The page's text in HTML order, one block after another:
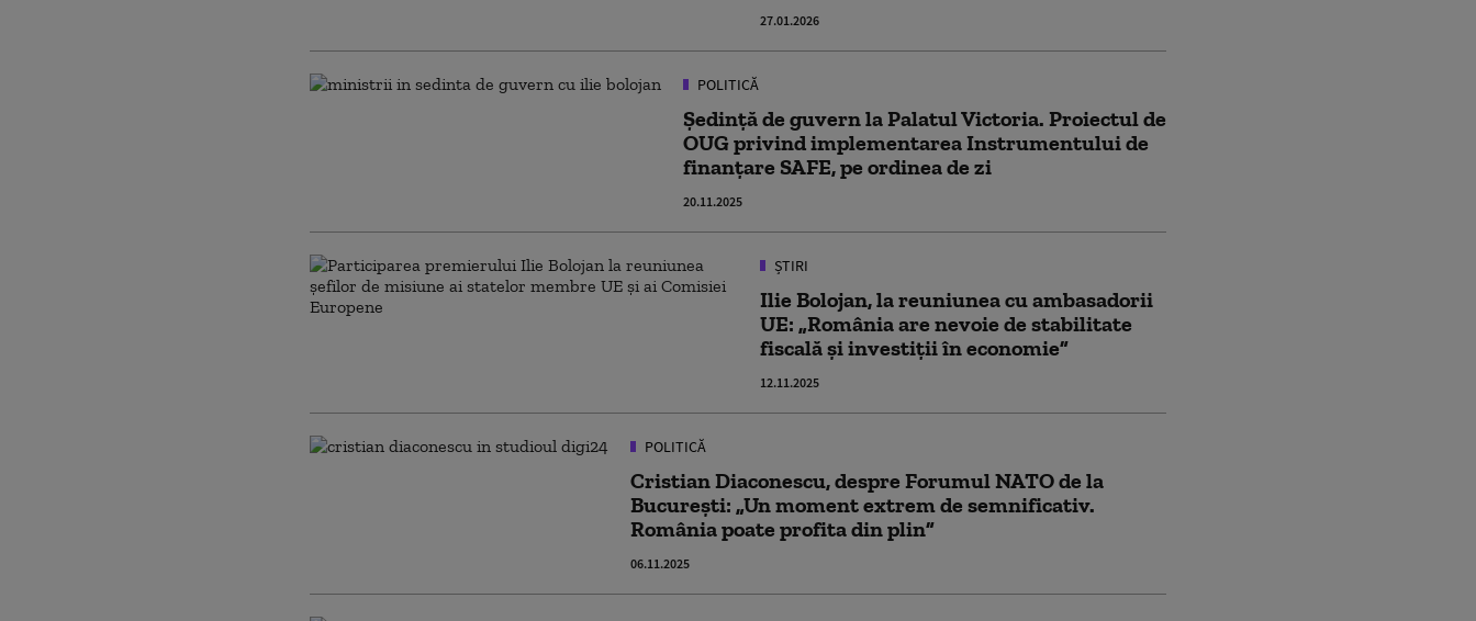
27.01.2026
POLITICĂ
Ședinţă de guvern la Palatul Victoria. Proiectul de
OUG privind implementarea Instrumentului de
finanţare SAFE, pe ordinea de zi
20.11.2025
ȘTIRI
Ilie Bolojan, la reuniunea cu ambasadorii
UE: „România are nevoie de stabilitate
fiscală și investiții în economie”
12.11.2025
POLITICĂ
Cristian Diaconescu, despre Forumul NATO de la
București: „Un moment extrem de semnificativ.
România poate profita din plin”
06.11.2025